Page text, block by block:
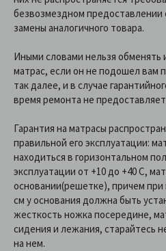
безвозмездном
замены аналогичного товара.
Иными словами нельзя обменять
матрас, если он не подошел вам
так далее, и в случае
время ремонта не
Гарантия на матрасы
правильной его эксплуатации:
находиться в горизонтальном
эксплуатации от +10 до +40 C,
основании(решетке), причем
см у основания должна быть
жесткость ножка посередине,
сидения и лежания, старайтесь
на нем.